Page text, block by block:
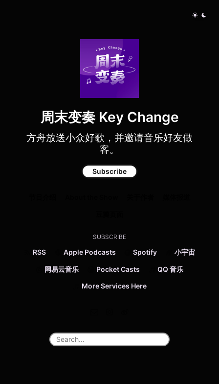
周末变奏 Key Change
方舟放送小众好歌，并邀请音乐好友做
客。
Subscribe
SUBSCRIBE
RSS Apple Podcasts Spotify 小宇宙
网易云音乐 Pocket Casts QQ 音乐
More Services Here